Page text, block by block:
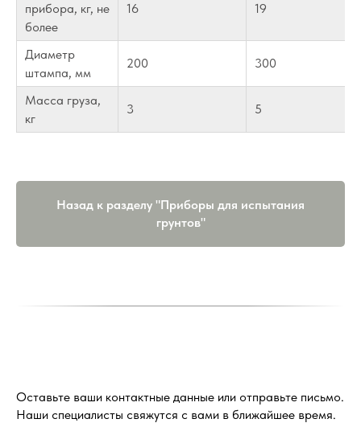
прибора, кг, не
более
16 19
Диаметр
штампа, мм
200 300
Масса груза,
кг
3 5
Назад к разделу "Приборы для испытания
грунтов"
Оставьте ваши контактные данные или отправьте письмо.
Наши специалисты свяжутся с вами в ближайшее время.